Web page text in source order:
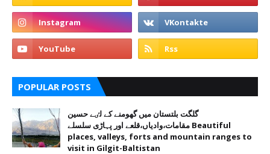
POPULAR POSTS
گلگت بلتستان میں گھومنے کے لٸے حسین
مقامات،وادیاں،قلعے اور پہاڑی سلسلے Beautiful
places, valleys, forts and mountain ranges to
visit in Gilgit-Baltistan